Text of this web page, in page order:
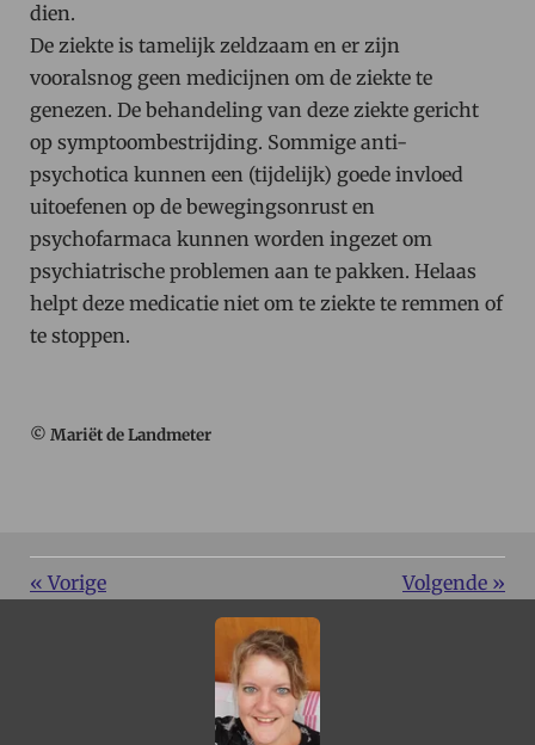
dien.
De ziekte is tamelijk zeldzaam en er zijn
vooralsnog geen medicijnen om de ziekte te
genezen. De behandeling van deze ziekte gericht
op symptoombestrijding. Sommige anti-
psychotica kunnen een (tijdelijk) goede invloed
uitoefenen op de bewegingsonrust en
psychofarmaca kunnen worden ingezet om
psychiatrische problemen aan te pakken. Helaas
helpt deze medicatie niet om te ziekte te remmen of
te stoppen.
© Mariët de Landmeter
«Vorige Volgende »